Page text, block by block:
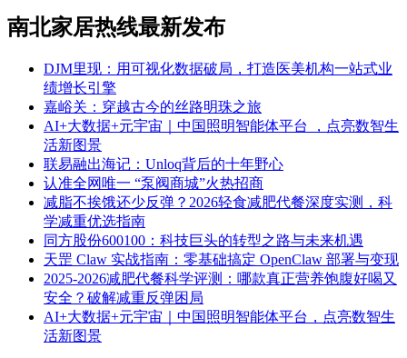
南北家居热线最新发布
DJM里现：用可视化数据破局，打造医美机构一站式业
绩增长引擎
嘉峪关：穿越古今的丝路明珠之旅
AI+大数据+元宇宙｜中国照明智能体平台 ，点亮数智生
活新图景
联易融出海记：Unloq背后的十年野心
认准全网唯一 “泵阀商城”火热招商
减脂不挨饿还少反弹？2026轻食减肥代餐深度实测，科
学减重优选指南
同方股份600100：科技巨头的转型之路与未来机遇
天罡 Claw 实战指南：零基础搞定 OpenClaw 部署与变现
2025-2026减肥代餐科学评测：哪款真正营养饱腹好喝又
安全？破解减重反弹困局
AI+大数据+元宇宙｜中国照明智能体平台，点亮数智生
活新图景